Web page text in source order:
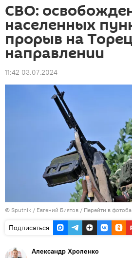
СВО:
населенных
прорыв на
направлении
11:42 03.07.2024
© Sputnik / Евгений Биятов / Перейти в
Подписаться
Александр Хроленко